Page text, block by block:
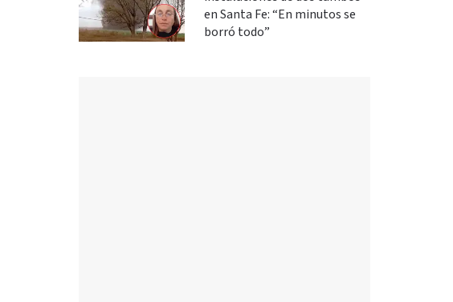
en Santa Fe: “En minutos se
borró todo”